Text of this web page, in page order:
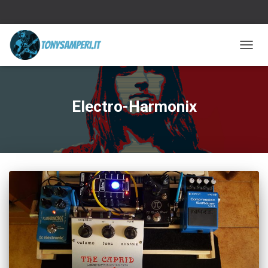
Electro-Harmonix